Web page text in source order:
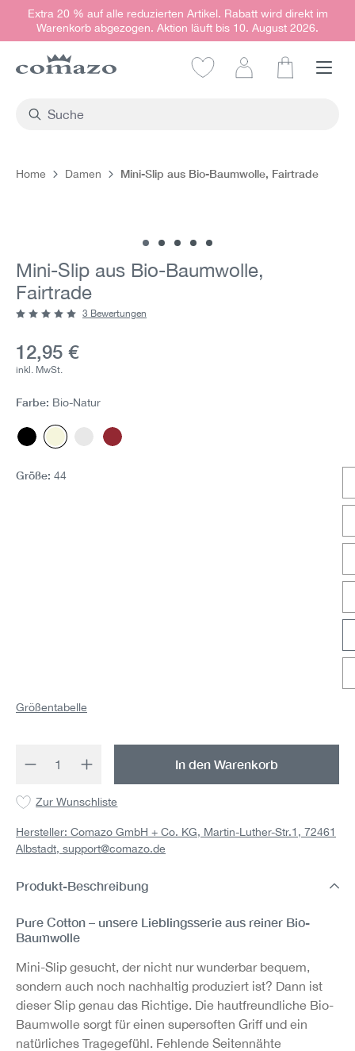
springen
Extra 20 % auf alle reduzierten Artikel. Rabatt wird direkt im
Warenkorb abgezogen. Aktion läuft bis 10. August 2026.
Home Damen Mini-Slip aus Bio-Baumwolle, Fairtrade
Mini-Slip aus Bio-Baumwolle,
Fairtrade
Aktueller Preis:
12,95 €
inkl. MwSt.
3 Bewertungen
Farbe: Bio-Natur
SchwarzBio-Natur
WeissBurgund
Größe: 44
Größentabelle
Produkt Anzahl: Gib den gewünschten
In den Warenkorb
Zur Wunschliste
Hersteller: Comazo GmbH + Co. KG, Martin-Luther-Str.1, 72461
Albstadt, support@comazo.de
Produkt-Beschreibung
Pure Cotton – unsere Lieblingsserie aus reiner Bio-
Baumwolle
Mini-Slip gesucht, der nicht nur wunderbar bequem,
sondern auch noch nachhaltig produziert ist? Dann ist
dieser Slip genau das Richtige. Die hautfreundliche Bio-
Baumwolle sorgt für einen supersoften Griff und ein
natürliches Tragegefühl. Fehlende Seitennähte